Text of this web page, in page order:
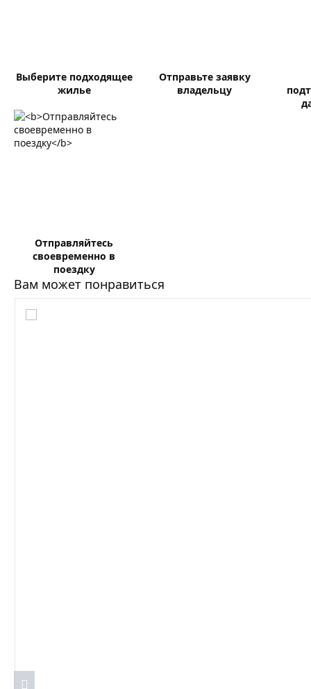
Выберите подходящее
жилье
Отправьте заявку
владельцу
Отправляйтесь
своевременно в
поездку
Вам может понравиться